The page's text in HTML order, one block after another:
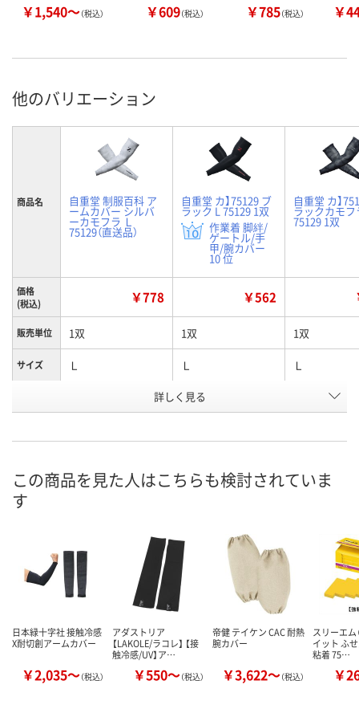
￥1,540～（税込） ￥609（税込） ￥785（税込） ￥
他のバリエーション
商品名 自重堂 制服百科 ア
ームカバー シルバ
ーカモフラ Ｌ
75129（直送品）
自重堂 カ】75129 ブ
ラック L 75129 1双
作業着 脚絆/
ゲートル/手
甲/腕カバー
10 位
自重堂 カ】
ラックカモフ
75129 1双
価格
(税込)
￥778 ￥562
販売単位 1双 1双 1双
サイズ Ｌ Ｌ Ｌ
ブラック ブラックカ
号
お届け日
カゴへ
数量
カゴへ カ
詳しく見る
この商品を見た人はこちらも検討されていま
す
日本緑十字社 接触冷感
X耐切創アームカバー
￥2,035～（税込）
アダストリア
【LAKOLE/ラコレ】 【接
触冷感/UV】ア…
￥550～（税込）
帝健 テイケン CAC 耐熱
腕カバー
￥3,622～（税込）
スリーエム
イット ふ
粘着 75…
￥